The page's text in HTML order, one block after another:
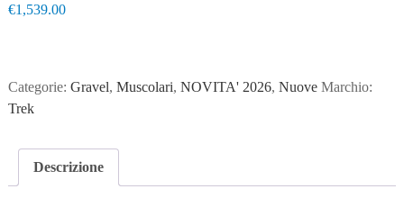
€1,539.00
Categorie: Gravel, Muscolari, NOVITA' 2026, Nuove Marchio:
Trek
Descrizione